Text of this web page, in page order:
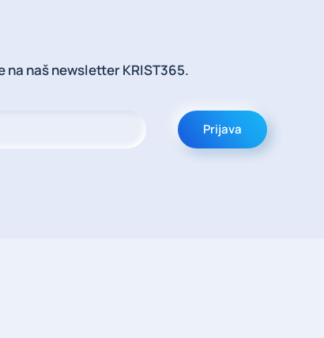
naš newsletter KRIST365.
Prijava